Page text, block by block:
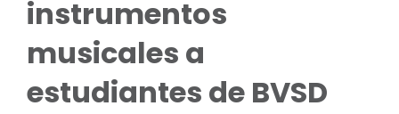
instrumentos
musicales a
estudiantes de BVSD